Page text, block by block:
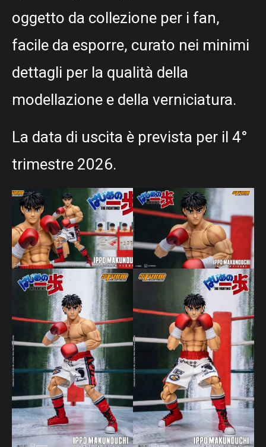
oggetto da collezione per i fan,
facile da esporre, curato nei minimi
dettagli per la qualità della
modellazione e della verniciatura.
La data di uscita è prevista per il 4°
trimestre 2026.